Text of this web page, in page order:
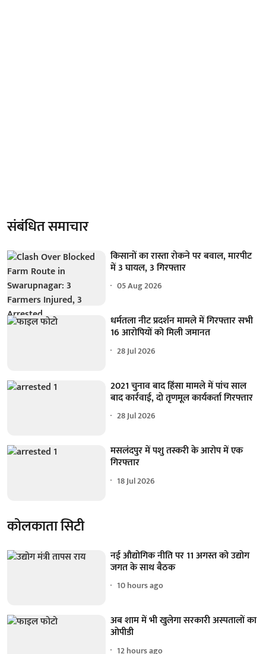
संबंधित समाचार
किसानों का रास्ता रोकने पर बवाल, मारपीट
में 3 घायल, 3 गिरफ्तार
05 Aug 2026
धर्मतला नीट प्रदर्शन मामले में गिरफ्तार सभी
16 आरोपियों को मिली जमानत
28 Jul 2026
2021 चुनाव बाद हिंसा मामले में पांच साल
बाद कार्रवाई, दो तृणमूल कार्यकर्ता गिरफ्तार
28 Jul 2026
मसलंदपुर में पशु तस्करी के आरोप में एक
गिरफ्तार
18 Jul 2026
कोलकाता सिटी
नई औद्योगिक नीति पर 11 अगस्त को उद्योग
जगत के साथ बैठक
10 hours ago
अब शाम में भी खुलेगा सरकारी अस्पतालों का
ओपीडी
12 hours ago